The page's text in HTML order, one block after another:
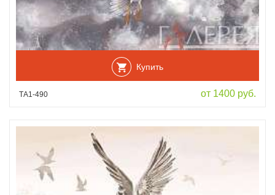
Купить
ТА1-490 от 1400 руб.